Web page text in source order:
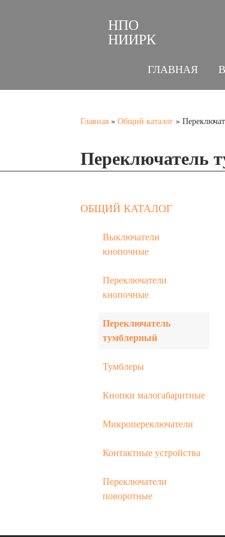
НПО
НИИРК
ГЛАВНАЯ
Главная »Общий каталог »
Переключатель
ОБЩИЙ КАТАЛОГ
Выключатели
кнопочные
Переключатели
кнопочные
Переключатель
тумблерный
Тумблеры
Кнопки малогабаритные
Микропереключатели
Контактные устройства
Переключатели
поворотные